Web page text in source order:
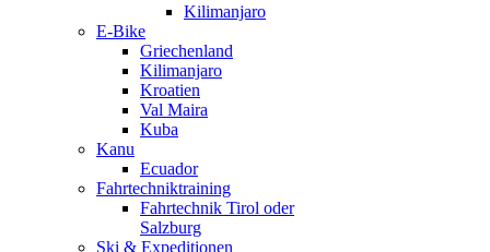
Kilimanjaro
E-Bike
Griechenland
Kilimanjaro
Kroatien
Val Maira
Kuba
Kanu
Ecuador
Fahrtechniktraining
Fahrtechnik Tirol oder
Salzburg
Ski & Expeditionen